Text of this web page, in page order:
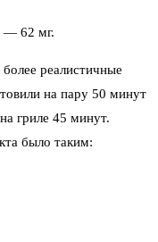
— 62 мг.
реалистичные
на пару 50 минут
гриле 45 минут.
было таким: